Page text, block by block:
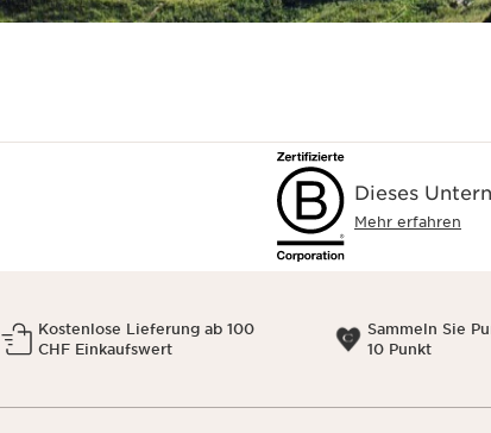
Dieses
Mehr erfahren
Kostenlose Lieferung ab 100
CHF Einkaufswert
Sammeln Sie
10 Punkt